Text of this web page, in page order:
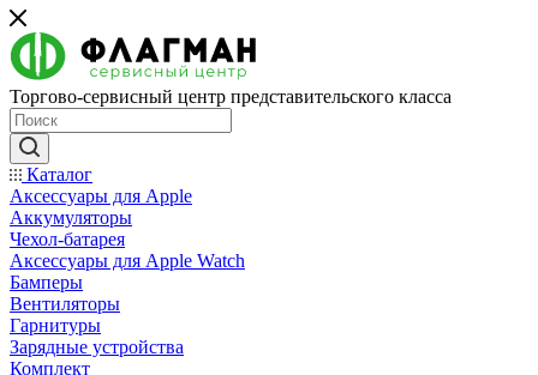
Торгово-сервисный центр представительского класса
Каталог
Аксессуары для Apple
Аккумуляторы
Чехол-батарея
Аксессуары для Apple Watch
Бамперы
Вентиляторы
Гарнитуры
Зарядные устройства
Комплект